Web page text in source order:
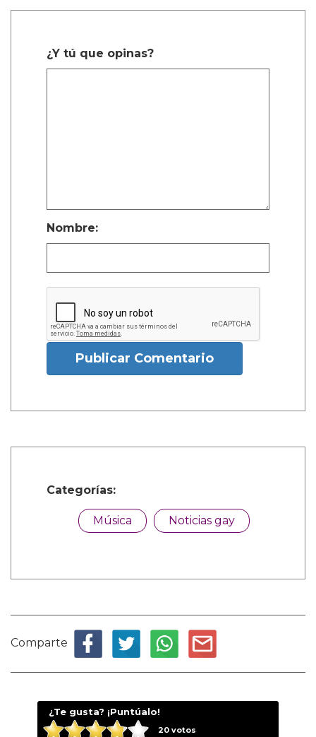
¿Y tú que opinas?
Nombre:
Publicar Comentario
Categorías:
Música Noticias gay
Comparte
¿Te gusta? ¡Puntúalo!
20votos